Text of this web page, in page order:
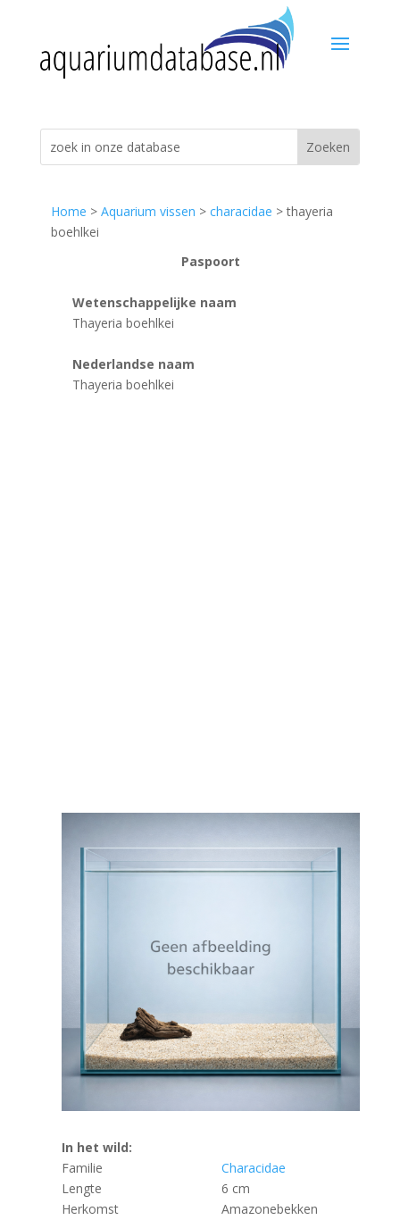
Home > Aquarium vissen > characidae > thayeria
boehlkei
Paspoort
Wetenschappelijke naam
Thayeria boehlkei
Nederlandse naam
Thayeria boehlkei
In het wild:
Familie
Characidae
Lengte
6 cm
Herkomst
Amazonebekken